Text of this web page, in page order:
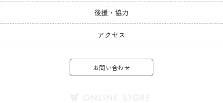
後援・協力
アクセス
お問い合わせ
ONLINE STORE